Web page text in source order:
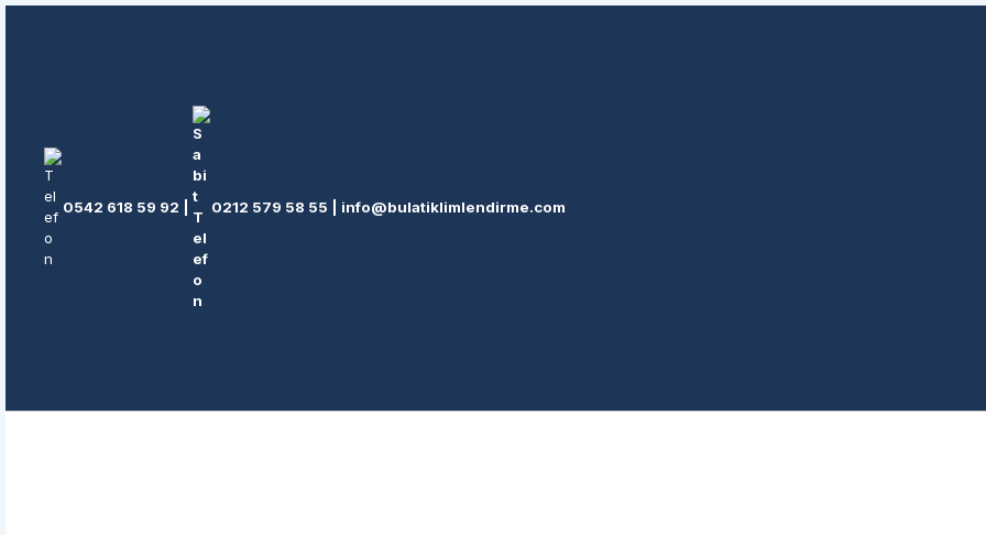
İçeriğe
0542 618 59 92 0212 579 58 55 info@bulatiklimlendirme.com